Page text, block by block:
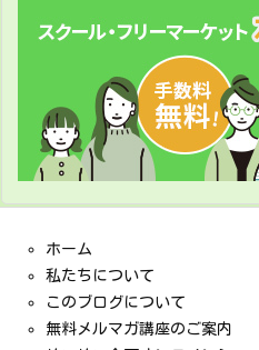
ホーム
私たちについて
このブログについて
無料メルマガ講座のご案内